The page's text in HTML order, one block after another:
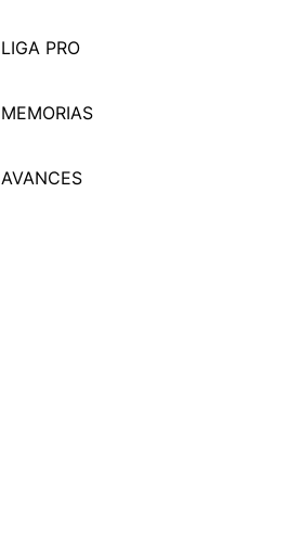
LIGA PRO
MEMORIAS
AVANCES